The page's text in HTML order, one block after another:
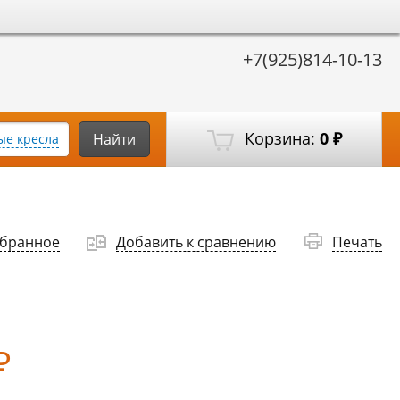
+7(925)814-10-13
Корзина: 0 ₽
кресла Найти
Добавить к сравнению Печать